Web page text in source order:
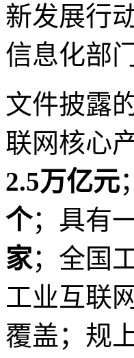
新发展行
信息化部
文件披露
联网核心
2.5万亿元
个；具有
家；全国
工业互联
覆盖；规